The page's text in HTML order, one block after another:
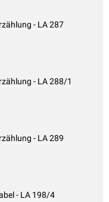
- LA 287
- LA 288/1
- LA 289
- LA 198/4